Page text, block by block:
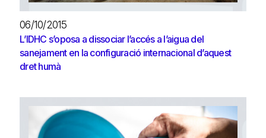
06/10/2015
L’IDHC s’oposa a dissociar l’accés a l’aigua del
sanejament en la configuració internacional d’aquest
dret humà